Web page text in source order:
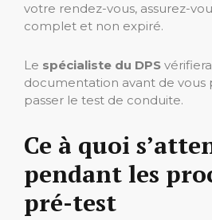
votre rendez-vous, assurez-
complet et non expiré.
Le spécialiste du DPS
documentation avant de
passer le test de conduite.
Ce à quoi
pendant les
pré-test